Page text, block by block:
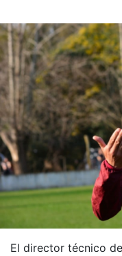
El director técnico